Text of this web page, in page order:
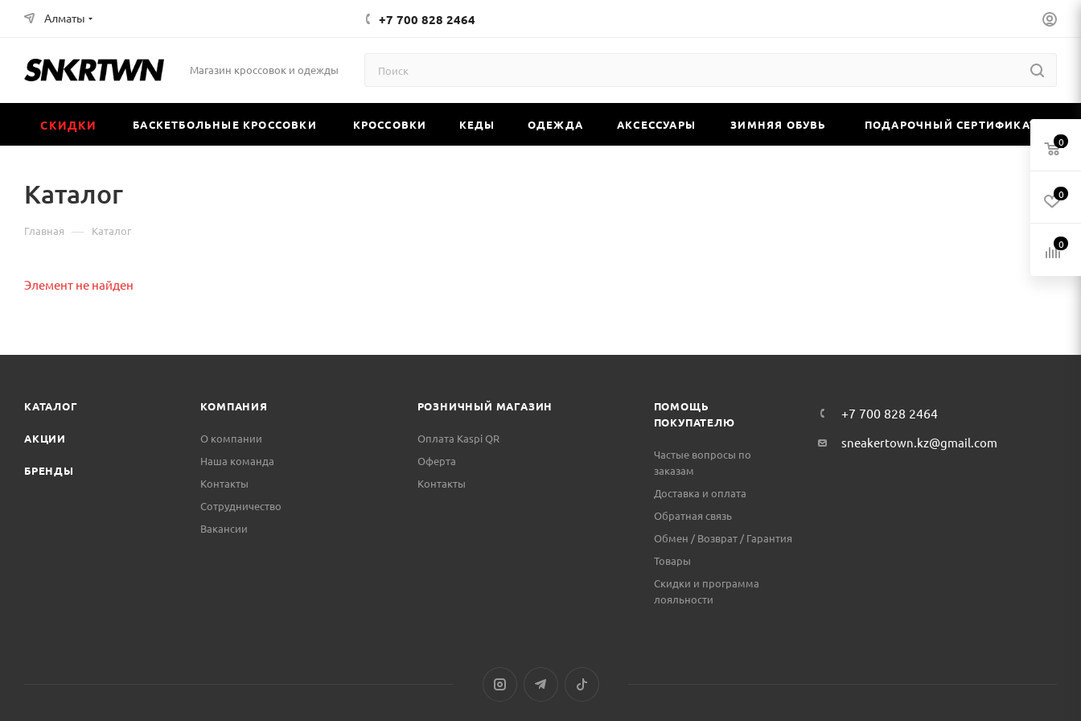
Алматы +7 700 828 2464
Магазин кроссовок и одежды
СКИДКИ БАСКЕТБОЛЬНЫЕ КРОССОВКИ КРОССОВКИ КЕДЫ ОДЕЖДА АКСЕССУАРЫ ЗИМНЯЯ ОБУВЬ ПОДАРОЧНЫЙ СЕРТИФИКАТ
Каталог
Главная — Каталог
Элемент не найден
КАТАЛОГ
АКЦИИ
БРЕНДЫ
КОМПАНИЯ
О компании
Наша команда
Контакты
Сотрудничество
Вакансии
РОЗНИЧНЫЙ МАГАЗИН
Оплата Kaspi QR
Оферта
Контакты
ПОМОЩЬ
ПОКУПАТЕЛЮ
Частые вопросы по
заказам
Доставка и оплата
Обратная связь
Обмен / Возврат / Гарантия
Товары
Скидки и программа
лояльности
+7 700 828 2464
sneakertown.kz@gmail.com
0
0
0